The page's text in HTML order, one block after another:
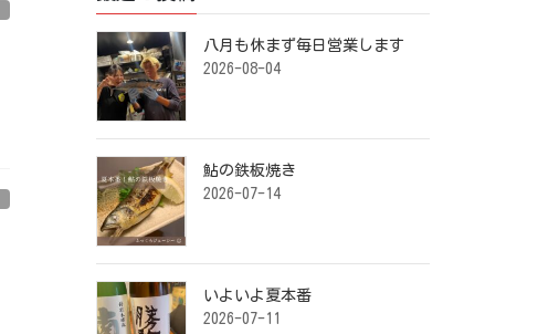
八月も休まず毎日営業します️ ⁡
2026-08-04
鮎の鉄板焼き ⁡
2026-07-14
いよいよ夏本番️ ⁡
2026-07-11